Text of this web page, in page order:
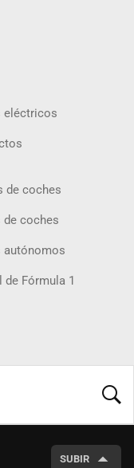
eléctricos
de coches
de coches
autónomos
de Fórmula 1
SUBIR